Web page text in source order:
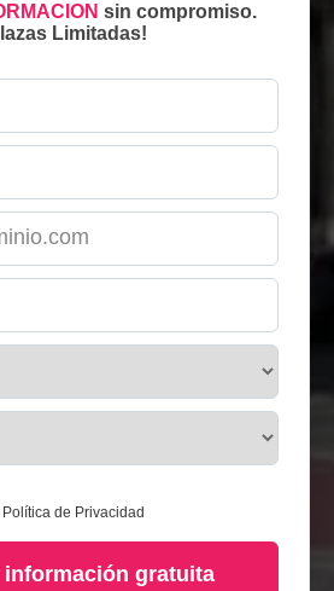
sin compromiso.
Limitadas!
Política de Privacidad
gratuita